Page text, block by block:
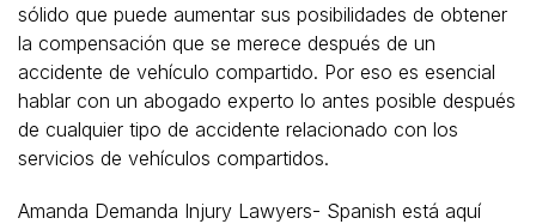
sólido que puede aumentar sus posibilidades de obtener
la compensación que se merece después de un
accidente de vehículo compartido. Por eso es esencial
hablar con un abogado experto lo antes posible después
de cualquier tipo de accidente relacionado con los
servicios de vehículos compartidos.
Amanda Demanda Injury Lawyers- Spanish está aquí